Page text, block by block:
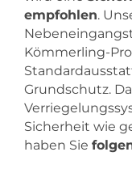
empfohlen.
Kömmerling-
Grundschutz.
Sicherheit wie
haben Sie